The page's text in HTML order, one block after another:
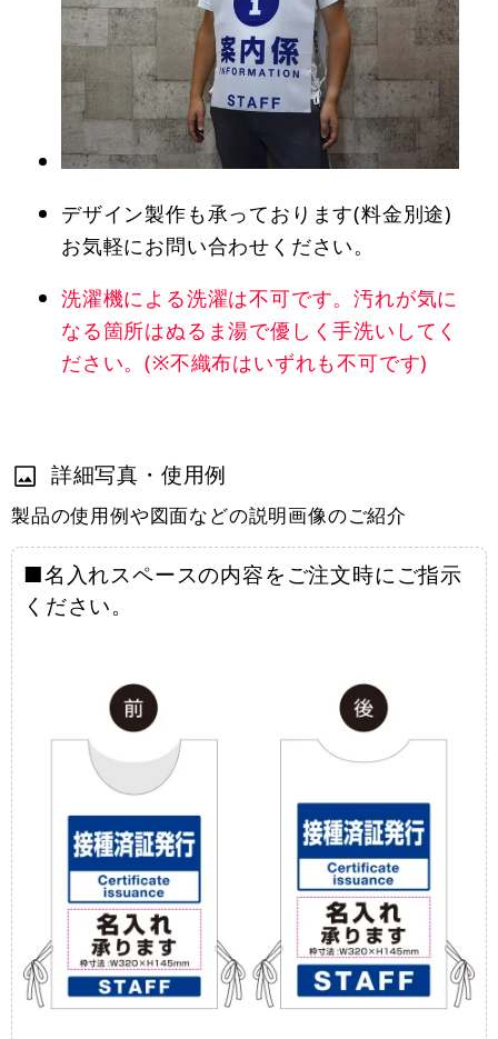
デザイン製作も承っております(料金別途)
お気軽にお問い合わせください。
洗濯機による洗濯は不可です。汚れが気に
なる箇所はぬるま湯で優しく手洗いしてく
ださい。(※不織布はいずれも不可です)
詳細写真・使用例
製品の使用例や図面などの説明画像のご紹介
■名入れスペースの内容をご注文時にご指示
ください。